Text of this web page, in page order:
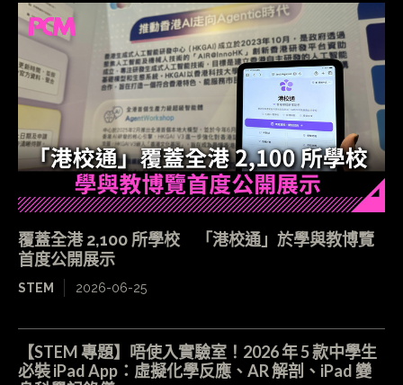
覆蓋全港 2,100 所學校 「港校通」於學與教博覽
首度公開展示
STEM 2026-06-25
【STEM 專題】唔使入實驗室！2026 年 5 款中學生
必裝 iPad App：虛擬化學反應、AR 解剖、iPad 變